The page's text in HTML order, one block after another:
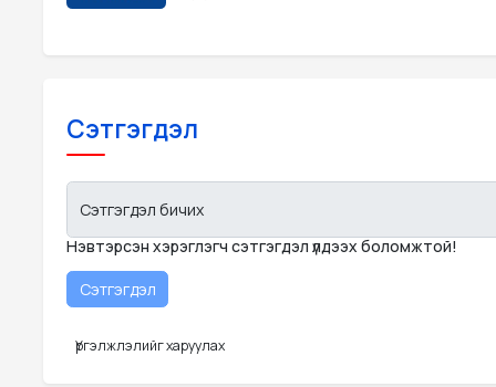
Сэтгэгдэл
Сэтгэгдэл бичих
Нэвтэрсэн хэрэглэгч сэтгэгдэл үлдээх боломжтой!
Үргэлжлэлийг харуулах